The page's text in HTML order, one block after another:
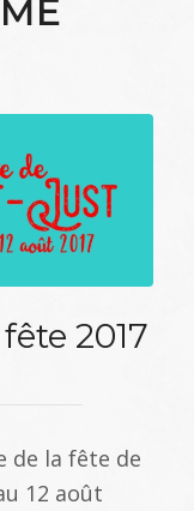
2017
de la fête de
12 août